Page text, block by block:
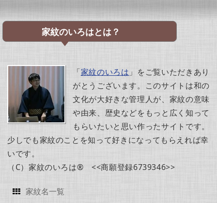
家紋のいろはとは？
「家紋のいろは 」をご覧いただきあり
がとうございます。このサイトは和の
文化が大好きな管理人が、家紋の意味
や由来、歴史などをもっと広く知って
もらいたいと思い作ったサイトです。
少しでも家紋のことを知って好きになってもらえれば幸
いです。
（C）家紋のいろは® <<商願登録6739346>>
家紋名一覧